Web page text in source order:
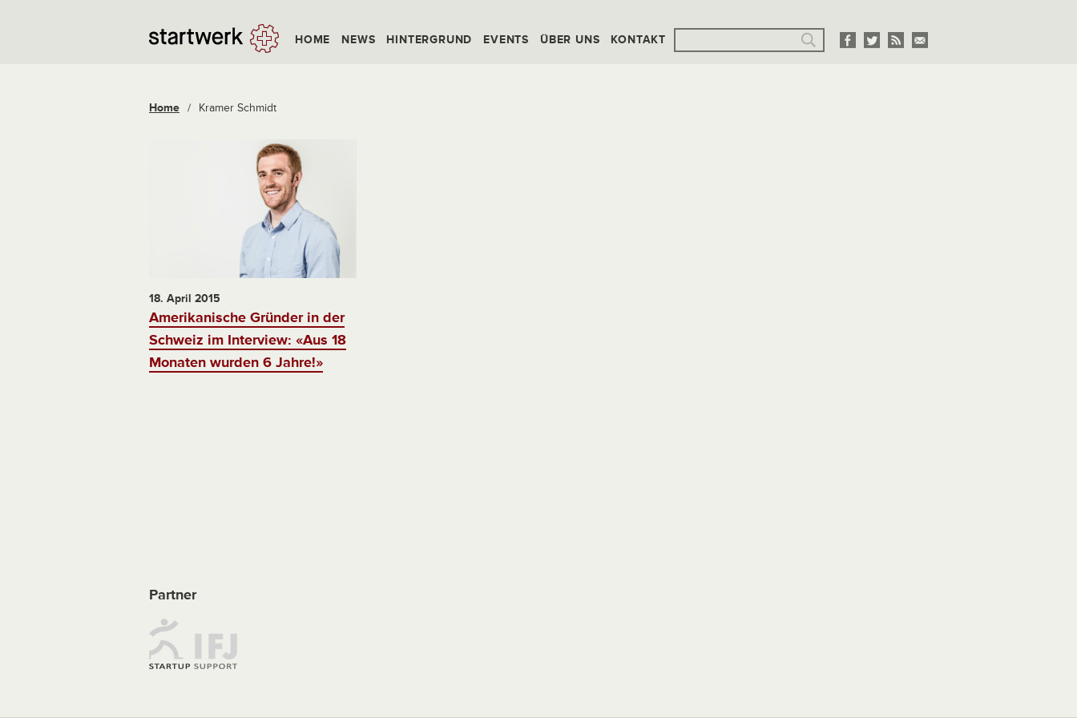
HOME NEWS HINTERGRUND EVENTS ÜBER UNS KONTAKT
Home / Kramer Schmidt
18. April 2015
Amerikanische Gründer in der
Schweiz im Interview: «Aus 18
Monaten wurden 6 Jahre!»
Partner